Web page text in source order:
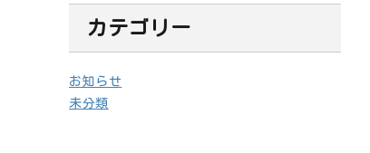
カテゴリー
お知らせ
未分類